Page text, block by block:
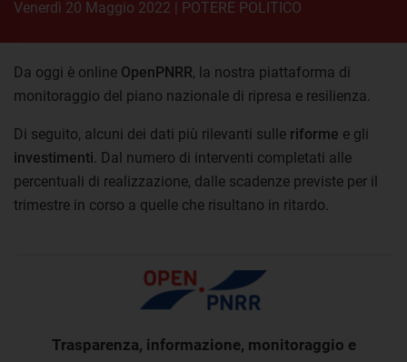
venerdì 20 Maggio 2022 | POTERE POLITICO
Da oggi è online OpenPNRR, la nostra piattaforma di
monitoraggio del piano nazionale di ripresa e resilienza.
Di seguito, alcuni dei dati più rilevanti sulle riforme e gli
investimenti . Dal numero di interventi completati alle
percentuali di realizzazione, dalle scadenze previste per il
trimestre in corso a quelle che risultano in ritardo.
Trasparenza, informazione, monitoraggio e